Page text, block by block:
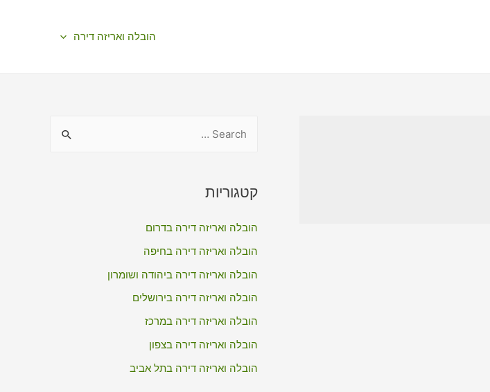
הובלה ואריזה דירה
r
h
f
o
קטגוריות
הובלה ואריזה דירה בדרום
הובלה ואריזה דירה בחיפה
הובלה ואריזה דירה ביהודה ושומרון
הובלה ואריזה דירה בירושלים
הובלה ואריזה דירה במרכז
הובלה ואריזה דירה בצפון
הובלה ואריזה דירה בתל אביב